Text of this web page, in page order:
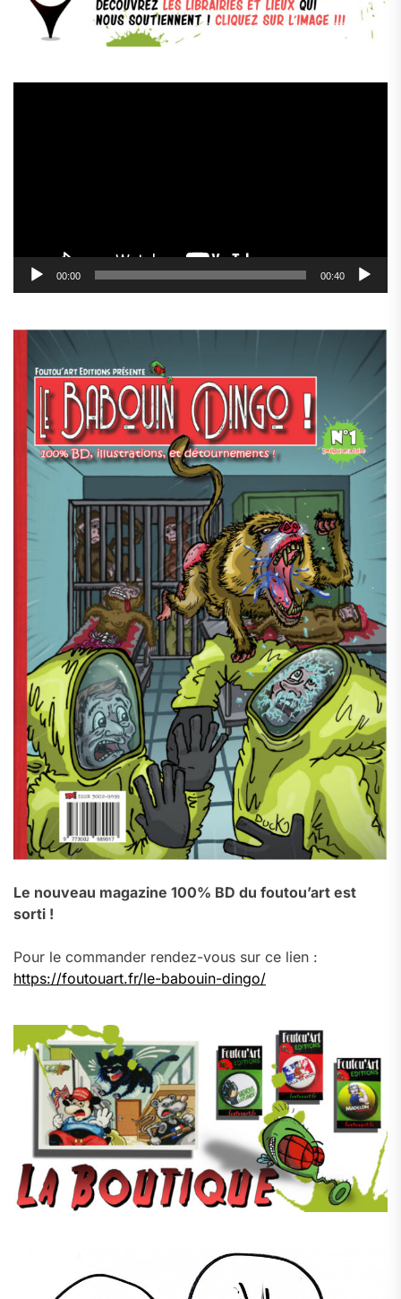
00:00 00:40
Le nouveau magazine 100% BD du foutou’art est
sorti !
Pour le commander rendez-vous sur ce lien :
https://foutouart.fr/le-babouin-dingo/